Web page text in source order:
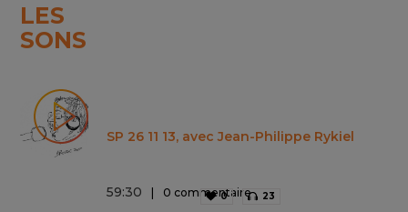
LES
SONS
SP 26 11 13, avec Jean-Philippe Rykiel
59:30 0 commentaire
0 23